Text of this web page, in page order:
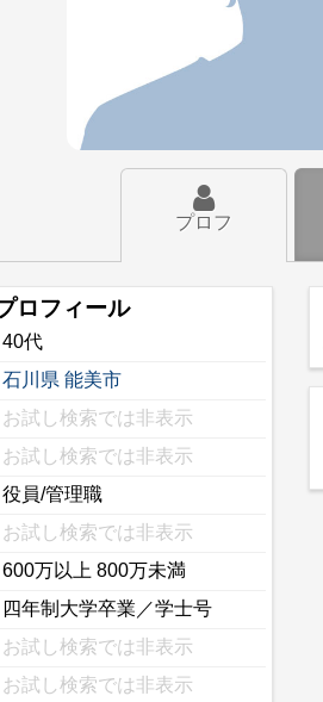
プロフ
ロフィール
40代
石川県 能美市
お試し検索では非表示
お試し検索では非表示
役員/管理職
お試し検索では非表示
600万以上 800万未満
四年制大学卒業／学士号
お試し検索では非表示
お試し検索では非表示